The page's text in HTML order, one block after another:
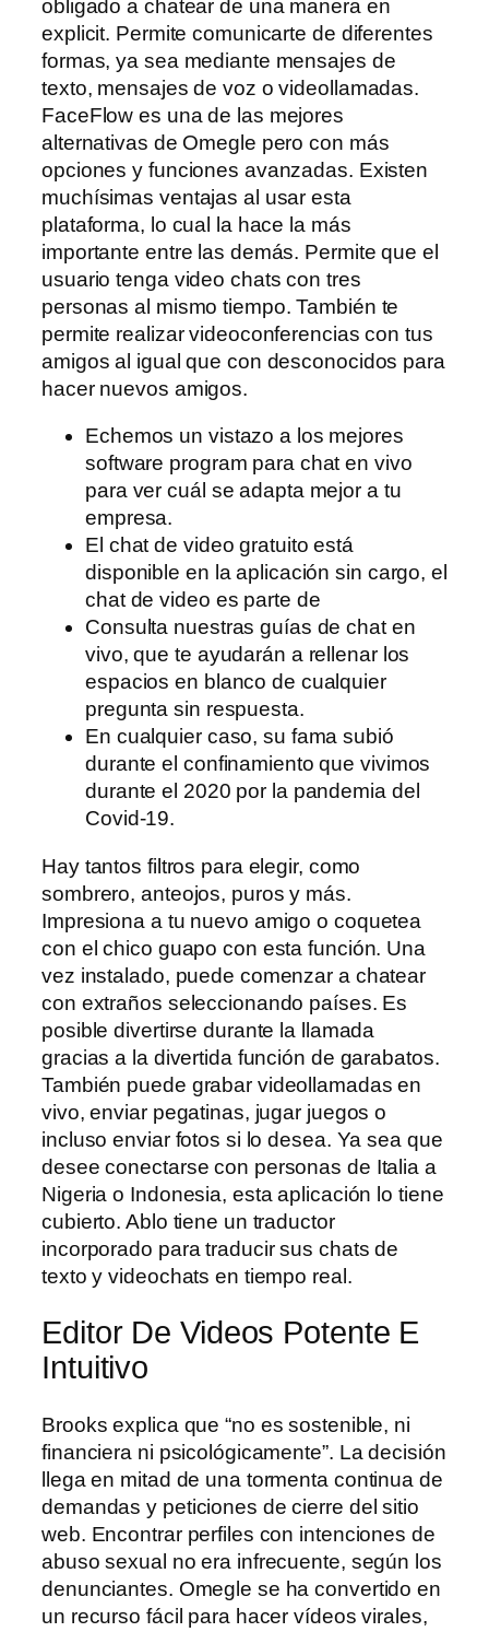
obligado a chatear de una manera en
explicit. Permite comunicarte de diferentes
formas, ya sea mediante mensajes de
texto, mensajes de voz o videollamadas.
FaceFlow es una de las mejores
alternativas de Omegle pero con más
opciones y funciones avanzadas. Existen
muchísimas ventajas al usar esta
plataforma, lo cual la hace la más
importante entre las demás. Permite que el
usuario tenga video chats con tres
personas al mismo tiempo. También te
permite realizar videoconferencias con tus
amigos al igual que con desconocidos para
hacer nuevos amigos.
Echemos un vistazo a los mejores
software program para chat en vivo
para ver cuál se adapta mejor a tu
empresa.
El chat de video gratuito está
disponible en la aplicación sin cargo, el
chat de video es parte de
Consulta nuestras guías de chat en
vivo, que te ayudarán a rellenar los
espacios en blanco de cualquier
pregunta sin respuesta.
En cualquier caso, su fama subió
durante el confinamiento que vivimos
durante el 2020 por la pandemia del
Covid-19.
Hay tantos filtros para elegir, como
sombrero, anteojos, puros y más.
Impresiona a tu nuevo amigo o coquetea
con el chico guapo con esta función. Una
vez instalado, puede comenzar a chatear
con extraños seleccionando países. Es
posible divertirse durante la llamada
gracias a la divertida función de garabatos.
También puede grabar videollamadas en
vivo, enviar pegatinas, jugar juegos o
incluso enviar fotos si lo desea. Ya sea que
desee conectarse con personas de Italia a
Nigeria o Indonesia, esta aplicación lo tiene
cubierto. Ablo tiene un traductor
incorporado para traducir sus chats de
texto y videochats en tiempo real.
Editor De Videos Potente E
Intuitivo
Brooks explica que “no es sostenible, ni
financiera ni psicológicamente”. La decisión
llega en mitad de una tormenta continua de
demandas y peticiones de cierre del sitio
web. Encontrar perfiles con intenciones de
abuso sexual no era infrecuente, según los
denunciantes. Omegle se ha convertido en
un recurso fácil para hacer vídeos virales,